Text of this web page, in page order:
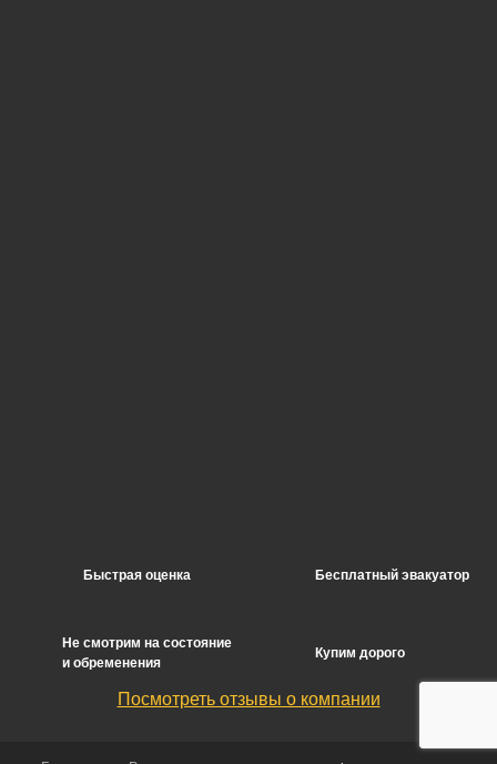
Быстрая оценка Бесплатный эвакуатор
Не смотрим на состояние
и обременения
Купим дорого
Посмотреть отзывы о компании